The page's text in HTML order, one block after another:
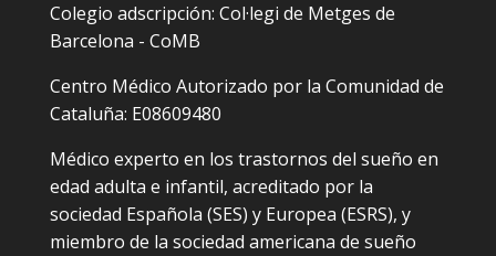
Colegio adscripción: Col·legi de Metges de
Barcelona - CoMB
Centro Médico Autorizado por la Comunidad de
Cataluña: E08609480
Médico experto en los trastornos del sueño en
edad adulta e infantil, acreditado por la
sociedad Española (SES) y Europea (ESRS), y
miembro de la sociedad americana de sueño